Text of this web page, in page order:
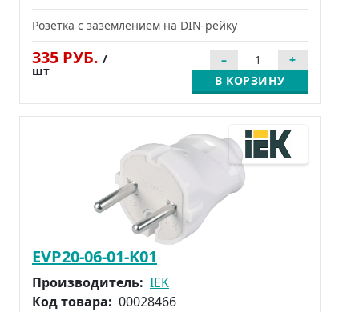
Розетка с заземлением на DIN-рейку
335 РУБ. /
шт
В КОРЗИНУ
EVP20-06-01-K01
Производитель: IEK
Код товара: 00028466